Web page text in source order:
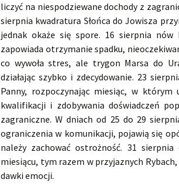
liczyć na niespodziewane dochody z
sierpnia kwadratura Słońca do Jowisza
jednak okaże się spore. 16 sierpnia
zapowiada otrzymanie spadku,
co wywoła stres, ale trygon Marsa do
działając szybko i zdecydowanie. 23
Panny, rozpoczynając miesiąc, w którym
kwalifikacji i zdobywania doświadczeń
zagraniczne. W dniach od 25 do 29
ograniczenia w komunikacji, pojawią się
należy zachować ostrożność. 31
miesiącu, tym razem w przyjaznych
dawki emocji.